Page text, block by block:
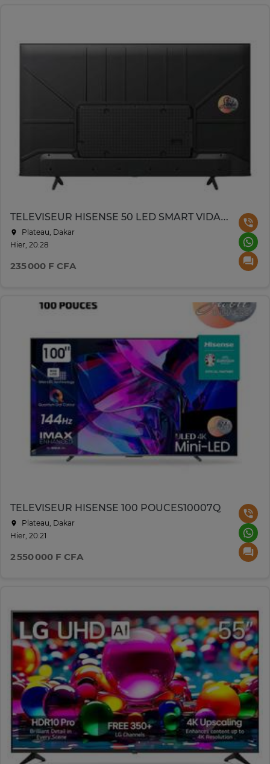
TELEVISEUR HISENSE 50 LED SMART VIDA UHD 50A6N
Plateau, Dakar
Hier, 20:28
235 000 F CFA
TELEVISEUR HISENSE 100 POUCES10007Q
Plateau, Dakar
Hier, 20:21
2 550 000 F CFA